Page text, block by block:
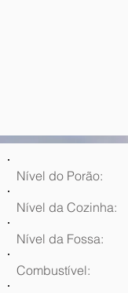
Nível do Porão:
Nível da Cozinha:
Nível da Fossa:
Combustível: